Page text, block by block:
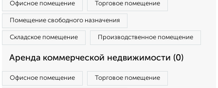
Офисное помещение Торговое помещение
Помещение свободного назначения
Складское помещение Производственное помещение
Аренда коммерческой недвижимости (0)
Офисное помещение Торговое помещение